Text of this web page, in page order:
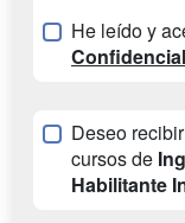
He leído y
Deseo
cursos de
Habilitante